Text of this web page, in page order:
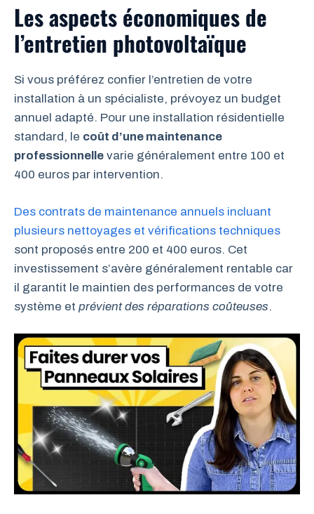
Les aspects économiques de
l’entretien photovoltaïque
Si vous préférez confier l’entretien de votre
installation à un spécialiste, prévoyez un budget
annuel adapté. Pour une installation résidentielle
standard, le coût d’une maintenance
professionnelle varie généralement entre 100 et
400 euros par intervention.
Des contrats de maintenance annuels incluant
plusieurs nettoyages et vérifications techniques
sont proposés entre 200 et 400 euros. Cet
investissement s’avère généralement rentable car
il garantit le maintien des performances de votre
système et prévient des réparations coûteuses.